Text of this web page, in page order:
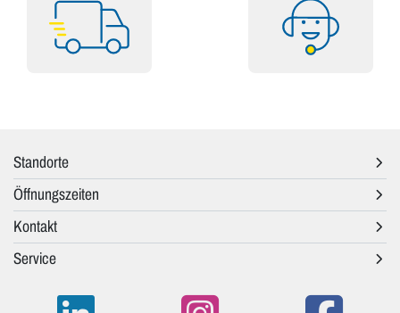
Standorte
Öffnungszeiten
Kontakt
Service